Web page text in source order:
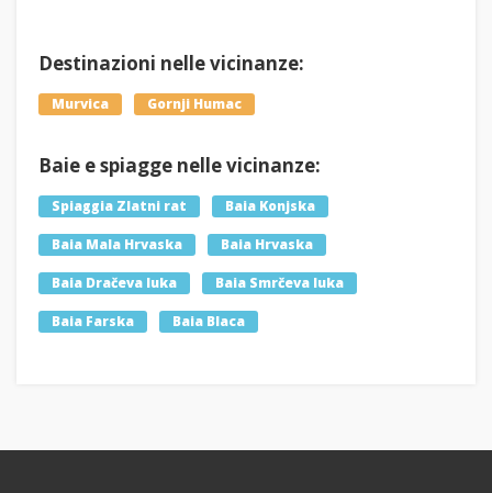
Destinazioni nelle vicinanze:
Murvica Gornji Humac
Baie e spiagge nelle vicinanze:
Spiaggia Zlatni rat Baia Konjska
Baia Mala Hrvaska Baia Hrvaska
Baia Dračeva luka Baia Smrčeva luka
Baia Farska Baia Blaca